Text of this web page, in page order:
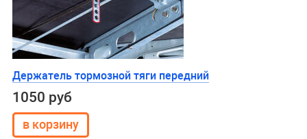
Держатель тормозной тяги передний
1050 руб